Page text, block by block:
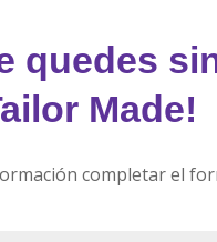
quedes
Made!
completar el